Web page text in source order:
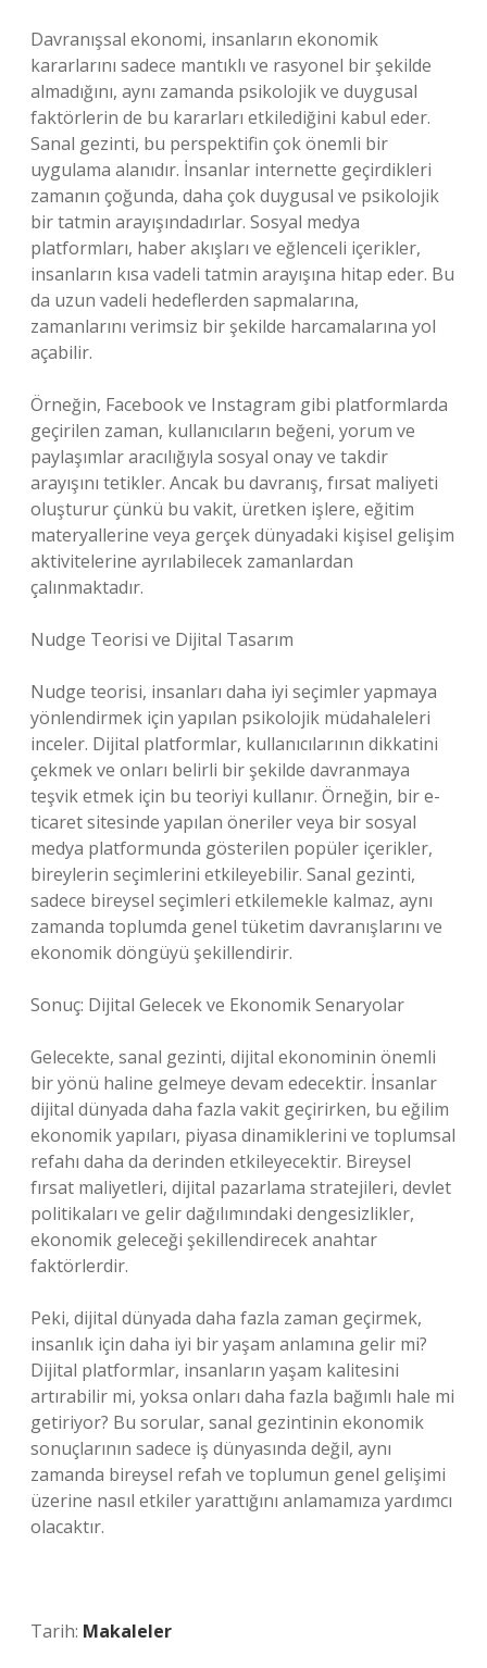
Davranışsal ekonomi, insanların ekonomik
kararlarını sadece mantıklı ve rasyonel bir şekilde
almadığını, aynı zamanda psikolojik ve duygusal
faktörlerin de bu kararları etkilediğini kabul eder.
Sanal gezinti, bu perspektifin çok önemli bir
uygulama alanıdır. İnsanlar internette geçirdikleri
zamanın çoğunda, daha çok duygusal ve psikolojik
bir tatmin arayışındadırlar. Sosyal medya
platformları, haber akışları ve eğlenceli içerikler,
insanların kısa vadeli tatmin arayışına hitap eder. Bu
da uzun vadeli hedeflerden sapmalarına,
zamanlarını verimsiz bir şekilde harcamalarına yol
açabilir.
Örneğin, Facebook ve Instagram gibi platformlarda
geçirilen zaman, kullanıcıların beğeni, yorum ve
paylaşımlar aracılığıyla sosyal onay ve takdir
arayışını tetikler. Ancak bu davranış, fırsat maliyeti
oluşturur çünkü bu vakit, üretken işlere, eğitim
materyallerine veya gerçek dünyadaki kişisel gelişim
aktivitelerine ayrılabilecek zamanlardan
çalınmaktadır.
Nudge Teorisi ve Dijital Tasarım
Nudge teorisi, insanları daha iyi seçimler yapmaya
yönlendirmek için yapılan psikolojik müdahaleleri
inceler. Dijital platformlar, kullanıcılarının dikkatini
çekmek ve onları belirli bir şekilde davranmaya
teşvik etmek için bu teoriyi kullanır. Örneğin, bir e-
ticaret sitesinde yapılan öneriler veya bir sosyal
medya platformunda gösterilen popüler içerikler,
bireylerin seçimlerini etkileyebilir. Sanal gezinti,
sadece bireysel seçimleri etkilemekle kalmaz, aynı
zamanda toplumda genel tüketim davranışlarını ve
ekonomik döngüyü şekillendirir.
Sonuç: Dijital Gelecek ve Ekonomik Senaryolar
Gelecekte, sanal gezinti, dijital ekonominin önemli
bir yönü haline gelmeye devam edecektir. İnsanlar
dijital dünyada daha fazla vakit geçirirken, bu eğilim
ekonomik yapıları, piyasa dinamiklerini ve toplumsal
refahı daha da derinden etkileyecektir. Bireysel
fırsat maliyetleri, dijital pazarlama stratejileri, devlet
politikaları ve gelir dağılımındaki dengesizlikler,
ekonomik geleceği şekillendirecek anahtar
faktörlerdir.
Peki, dijital dünyada daha fazla zaman geçirmek,
insanlık için daha iyi bir yaşam anlamına gelir mi?
Dijital platformlar, insanların yaşam kalitesini
artırabilir mi, yoksa onları daha fazla bağımlı hale mi
getiriyor? Bu sorular, sanal gezintinin ekonomik
sonuçlarının sadece iş dünyasında değil, aynı
zamanda bireysel refah ve toplumun genel gelişimi
üzerine nasıl etkiler yarattığını anlamamıza yardımcı
olacaktır.
Tarih: Makaleler